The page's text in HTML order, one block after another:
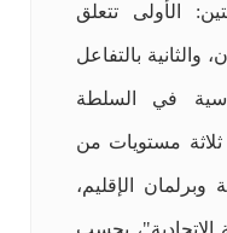
الأولى تتعلق
بالتفاعل
في السلطة
ثلاثة مستويات من
وبرلمان الإقليم،